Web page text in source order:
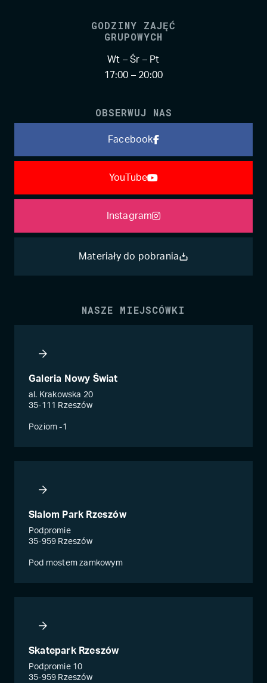
GODZINY ZAJĘĆ
GRUPOWYCH
Wt – Śr – Pt
17:00 – 20:00
OBSERWUJ NAS
Facebook
YouTube
Instagram
Materiały do pobrania
NASZE MIEJSCÓWKI
Galeria Nowy Świat
al. Krakowska 20
35-111 Rzeszów
Poziom -1
Slalom Park Rzeszów
Podpromie
35-959 Rzeszów
Pod mostem zamkowym
Skatepark Rzeszów
Podpromie 10
35-959 Rzeszów